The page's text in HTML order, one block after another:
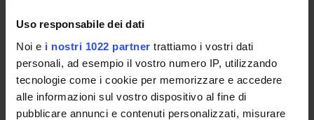
Uso responsabile dei dati
Noi e i nostri 1022 partner trattiamo i vostri dati
personali, ad esempio il vostro numero IP, utilizzando
tecnologie come i cookie per memorizzare e accedere
alle informazioni sul vostro dispositivo al fine di
pubblicare annunci e contenuti personalizzati, misurare
Franco Fummi
Full Professor
Walter Vendraminetto
Scholarship holder